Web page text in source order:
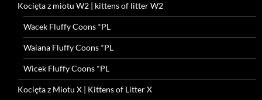
Kocięta z miotu W2 | kittens of litter W2
Wacek Fluffy Coons *PL
Waiana Fluffy Coons *PL
Wicek Fluffy Coons *PL
Kocięta z Miotu X | Kittens of Litter X